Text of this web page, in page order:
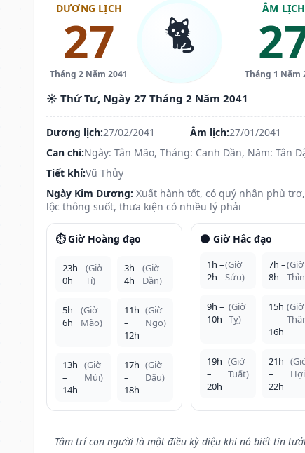
DƯƠNG LỊCH
27
Tháng 2 Năm 2041
🐈 ÂM LỊCH
Tháng 1 Năm
☀️ Thứ Tư, Ngày 27 Tháng 2 Năm 2041
Dương lịch:27/02/2041 Âm lịch:27/01/2041
Can chi:Ngày: Tân Mão, Tháng: Canh Dần, Năm: Tân
Tiết khí:Vũ Thủy
Ngày Kim Dương: Xuất hành tốt, có quý nhân phù
lộc thông suốt, thưa kiện có nhiều lý phải
⏱️ Giờ Hoàng đạo
23h –
0h
(Giờ
Tí)
3h –
4h
(Giờ
Dần)
5h –
6h
(Giờ
Mão)
11h
–
12h
(Giờ
Ngọ)
13h
–
14h
(Giờ
Mùi)
17h
–
18h
(Giờ
Dậu)
🌑 Giờ Hắc đạo
1h –
2h
(Giờ
Sửu)
7h –
8h
(Giờ
9h –
10h
(Giờ
Tỵ)
15h
–
16h
(Giờ
19h
–
20h
(Giờ
Tuất)
21h
–
22h
Tâm trí con người là một điều kỳ diệu khi nó biết tin